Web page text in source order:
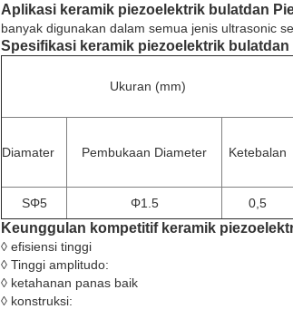
Aplikasi keramik piezoelektrik bulatdan
banyak digunakan dalam semua jenis ultrasonic
Spesifikasi keramik piezoelektrik bulatdan
Ukuran (mm)
Diamater Pembukaan Diameter Ketebalan
SΦ5 Φ1.5 0,5
Keunggulan kompetitif keramik
◊ efisiensi tinggi
◊ Tinggi amplitudo:
◊ ketahanan panas baik
◊ konstruksi: